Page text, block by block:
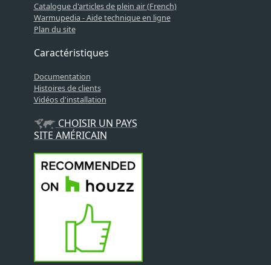
Catalogue d'articles de plein air (French)
Warmupedia - Aide technique en ligne
Plan du site
Caractéristiques
Documentation
Histoires de clients
Vidéos d'installation
CHOISIR UN PAYS
SITE AMÉRICAIN